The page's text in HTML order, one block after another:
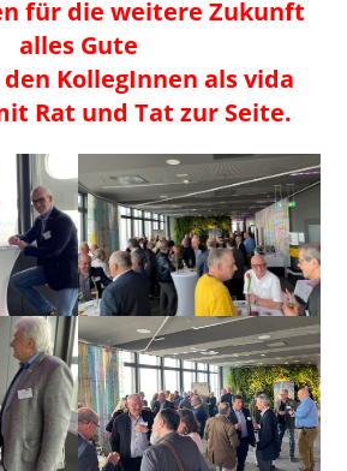
für die weitere Zukunft
alles Gute
KollegInnen als vida
Rat und Tat zur Seite.